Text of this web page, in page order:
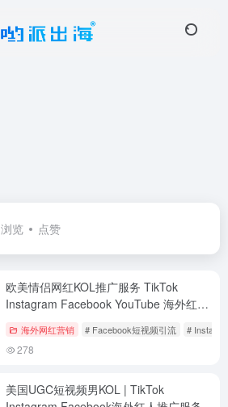
浏览 点赞
欧美情侣网红KOL推广服务 TikTok
Instagram Facebook YouTube 海外红人
海外网红营销 # Facebook短视频引流 #
278
美国UGC短视频男KOL | TikTok